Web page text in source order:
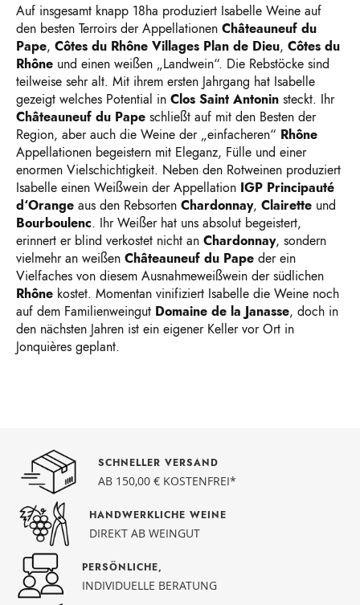
Auf insgesamt knapp 18ha produziert Isabelle Weine auf
den besten Terroirs der Appellationen Châteauneuf du
Pape, Côtes du Rhône Villages Plan de Dieu, Côtes du
Rhône und einen weißen „Landwein“. Die Rebstöcke sind
teilweise sehr alt. Mit ihrem ersten Jahrgang hat Isabelle
gezeigt welches Potential in Clos Saint Antonin steckt. Ihr
Châteauneuf du Pape schließt auf mit den Besten der
Region, aber auch die Weine der „einfacheren“ Rhône
Appellationen begeistern mit Eleganz, Fülle und einer
enormen Vielschichtigkeit. Neben den Rotweinen produziert
Isabelle einen Weißwein der Appellation IGP Principauté
d‘Orange aus den Rebsorten Chardonnay, Clairette und
Bourboulenc. Ihr Weißer hat uns absolut begeistert,
erinnert er blind verkostet nicht an Chardonnay, sondern
vielmehr an weißen Châteauneuf du Pape der ein
Vielfaches von diesem Ausnahmeweißwein der südlichen
Rhône kostet. Momentan vinifiziert Isabelle die Weine noch
auf dem Familienweingut Domaine de la Janasse, doch in
den nächsten Jahren ist ein eigener Keller vor Ort in
Jonquières geplant.
SCHNELLER VERSAND
AB 150,00 € KOSTENFREI*
HANDWERKLICHE WEINE
DIREKT AB WEINGUT
PERSÖNLICHE,
INDIVIDUELLE BERATUNG